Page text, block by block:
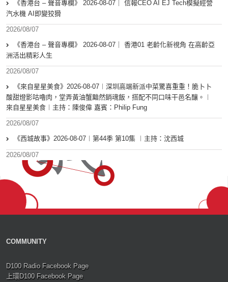
《香港台 – 聲音專欄》 2026-08-07｜ 信報CEO AI EJ Tech模擬經營
汽水機 AI即變狡猾
2026/08/07
《香港台 – 聲音專欄》 2026-08-07｜ 香港01 老齡化新視角 在高齡亞
洲活出精彩人生
2026/08/07
《來自星星美食》2026-08-07︱深圳高端新派中菜驚喜重重！脆卜卜
酸甜燈影咕嚕肉，堂弄黃油蟹黯然銷魂飯，搭配不同口味干邑名釀。︱
來自星星美食︱主持：陳俊偉 嘉賓：Philip Fung
2026/08/07
《西城故事》2026-08-07︱第44季 第10集 ︱主持：沈西城
2026/08/07
COMMUNITY
D100 Radio Facebook Page
上環D100 Facebook Page